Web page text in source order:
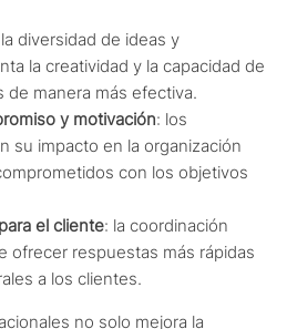
diversidad de ideas y
la creatividad y la capacidad de
de manera más efectiva.
y motivación: los
su impacto en la organización
con los objetivos
el cliente: la coordinación
ofrecer respuestas más rápidas
a los clientes.
no solo mejora la